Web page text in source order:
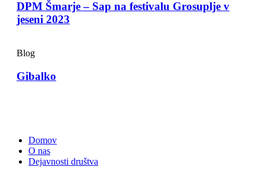
DPM Šmarje – Sap na festivalu Grosuplje v
jeseni 2023
Blog
Gibalko
Domov
O nas
Dejavnosti društva